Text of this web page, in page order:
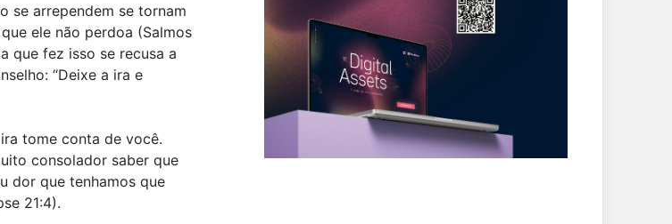
se arrependem se tornam
ele não perdoa (Salmos
que fez isso se recusa a
“Deixe a ira e
tome conta de você.
consolador saber que
dor que tenhamos que
21:4).